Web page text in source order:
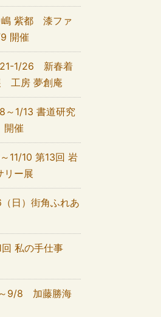
嶋 紫都 漆ファ
開催
21-1/26 新春着
工房 夢創庵
～1/13 書道研究
開催
11/10 第13回 岩
リー展
（日）街角ふれあ
回 私の手仕事
～9/8 加藤勝海